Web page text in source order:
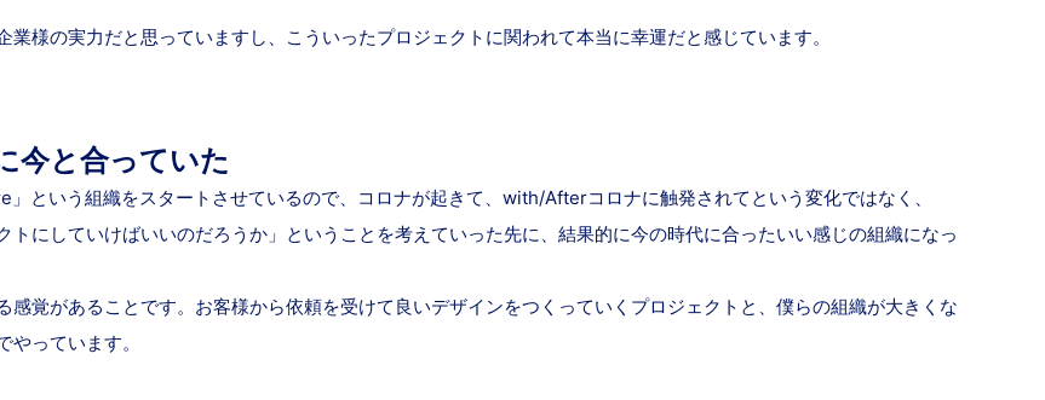
様の実力だと思っていますし、こういったプロジェクトに関われて本当に幸運だと感じています。
今と合っていた
という組織をスタートさせているので、コロナが起きて、with/Afterコロナに触発されてという変化ではなく、
トにしていけばいいのだろうか」ということを考えていった先に、結果的に今の時代に合ったいい感じの組織になっ
覚があることです。お客様から依頼を受けて良いデザインをつくっていくプロジェクトと、僕らの組織が大きくな
っています。